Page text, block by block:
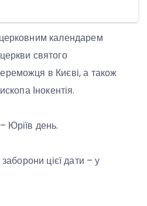
календарем
святого
в Києві, а також
Інокентія.
Юріїв день.
цієї дати – у